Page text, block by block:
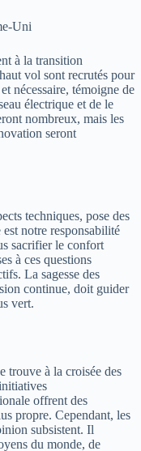
Uni
à la transition
vol sont recrutés pour
nécessaire, témoigne de
électrique et de le
nombreux, mais les
seront
techniques, pose des
notre responsabilité
sacrifier le confort
à ces questions
La sagesse des
continue, doit guider
vert.
trouve à la croisée des
offrent des
propre. Cependant, les
subsistent. Il
du monde, de